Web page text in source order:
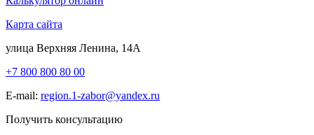
Карта сайта
улица Верхняя Ленина, 14А
+7 800 800 80 00
E-mail: region.1-zabor@yandex.ru
Получить консультацию